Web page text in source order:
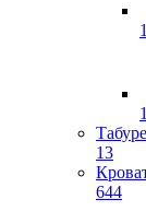
13
644